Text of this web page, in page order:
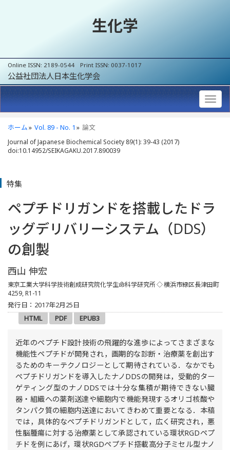
生化学
Online ISSN: 2189-0544 Print ISSN: 0037-1017
公益社団法人日本生化学会
ホーム Vol. 89 - No. 1 論文
Journal of Japanese Biochemical Society 89(1): 39-43 (2017)
doi:10.14952/SEIKAGAKU.2017.890039
特集
ペプチドリガンドを搭載したドラ
ッグデリバリーシステム（DDS）
の創製
西山 伸宏
東京工業大学科学技術創成研究院化学生命科学研究所◇ 横浜市緑区長津田町
4259, R1-11
発行日：2017年2月25日
HTML
PDF EPUB3
近年のペプチド設計技術の飛躍的な進歩によってさまざまな
機能性ペプチドが開発され，画期的な診断・治療薬を創出す
るためのキーテクノロジーとして期待されている．なかでも
ペプチドリガンドを導入したナノDDSの開発は，受動的ター
ゲティング型のナノDDSでは十分な集積が期待できない臓
器・組織への薬剤送達や細胞内で機能発現するオリゴ核酸や
タンパク質の細胞内送達においてきわめて重要となる．本稿
では，具体的なペプチドリガンドとして，広く研究され，悪
性脳腫瘍に対する治療薬として承認されている環状RGDペプ
チドを例にあげ，環状RGDペプチド搭載高分子ミセル型ナノ